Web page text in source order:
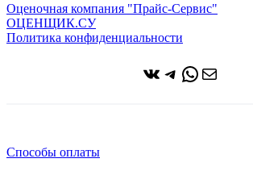
Оценочная компания "Прайс-Сервис"
ОЦЕНЩИК.СУ
Политика конфиденциальности
ВКонтакте
Telegram
WhatsApp
Почта
Способы оплаты